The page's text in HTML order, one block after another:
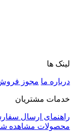
لینک ها
درباره ما مجوز فروش
خدمات مشتریان
راهنمای ارسال
محصولات مشاهده